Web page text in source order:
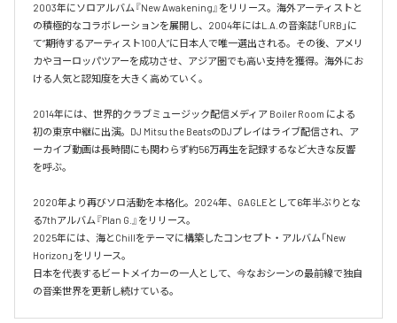
2003年にソロアルバム『New Awakening』をリリース。海外アーティストと
の積極的なコラボレーションを展開し、2004年にはL.A.の音楽誌「URB」に
て“期待するアーティスト100人”に日本人で唯一選出される。その後、アメリ
カやヨーロッパツアーを成功させ、アジア圏でも高い支持を獲得。海外にお
ける人気と認知度を大きく高めていく。
2014年には、世界的クラブミュージック配信メディア Boiler Room による
初の東京中継に出演。DJ Mitsu the BeatsのDJプレイはライブ配信され、ア
ーカイブ動画は長時間にも関わらず約56万再生を記録するなど大きな反響
を呼ぶ。
2020年より再びソロ活動を本格化。2024年、GAGLEとして6年半ぶりとな
る7thアルバム『Plan G.』をリリース。
2025年には、海とChillをテーマに構築したコンセプト・アルバム「New
Horizon」をリリース。
日本を代表するビートメイカーの一人として、今なおシーンの最前線で独自
の音楽世界を更新し続けている。